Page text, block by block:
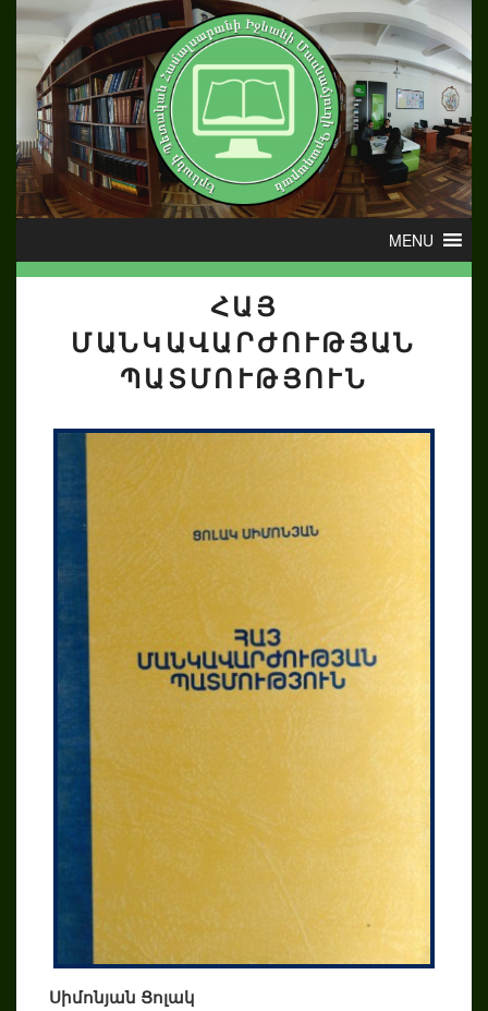
ՀԱՅ
ՄԱՆԿԱՎԱՐԺՈՒԹՅԱՆ
ՊԱՏՄՈՒԹՅՈՒՆ
Սիմոնյան Ցոլակ